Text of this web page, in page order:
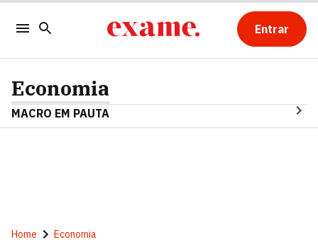
Entrar
Economia
MACRO EM PAUTA
Home Economia